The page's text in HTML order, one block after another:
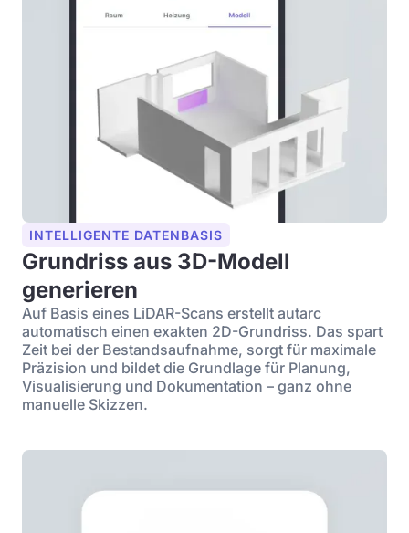
INTELLIGENTE DATENBASIS
Grundriss aus 3D-Modell
generieren
Auf Basis eines LiDAR-Scans erstellt autarc
automatisch einen exakten 2D-Grundriss. Das spart
Zeit bei der Bestandsaufnahme, sorgt für maximale
Präzision und bildet die Grundlage für Planung,
Visualisierung und Dokumentation – ganz ohne
manuelle Skizzen.